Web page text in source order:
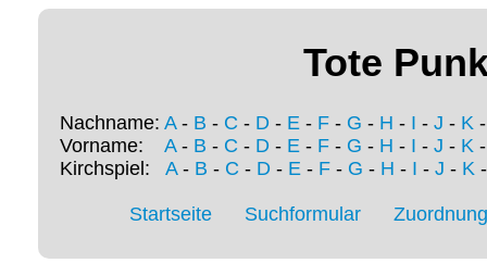
Tote
Nachname: A- B - C - D - E - F - G - H - I - J - K
Vorname: A- B - C - D - E - F - G - H - I - J - K
Kirchspiel: A- B - C - D- E- F- G - H - I - J - K
Startseite Suchformular